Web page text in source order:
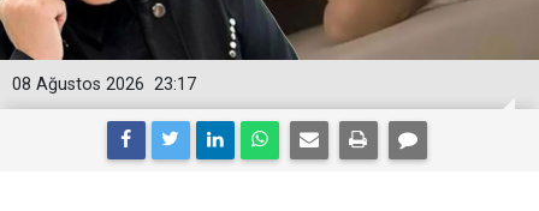
23:17
08 Ağustos 2026